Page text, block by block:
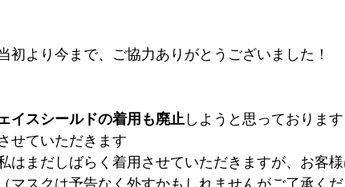
初より今まで、ご協力ありがとうございました！
イスシールドの着用も廃止しようと思っておりま
せていただきます
はまだしばらく着用させていただきますが、お客